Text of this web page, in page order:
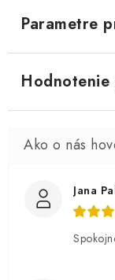
Parametre
Jana